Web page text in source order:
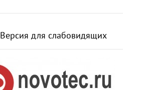
Версия для слабовидящих